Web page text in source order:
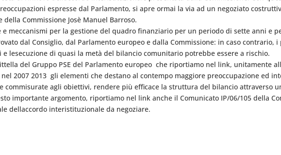
espresse dal Parlamento, si apre ormai la via ad un negoziato
Commissione Josè Manuel Barroso.
e meccanismi per la gestione del quadro finanziario per un periodo di sette anni e
dal Consiglio, dal Parlamento europeo e dalla Commissione: in caso contrario,
lesecuzione di quasi la metà del bilancio comunitario potrebbe essere a rischio.
del Gruppo PSE del Parlamento europeo  che riportiamo nel link, unitamente
2007 2013  gli elementi che destano al contempo maggiore preoccupazione ed
commisurate agli obiettivi, rendere più efficace la struttura del bilancio attraverso
importante argomento, riportiamo nel link anche il Comunicato IP/06/105 della
dellaccordo interistituzionale da negoziare.